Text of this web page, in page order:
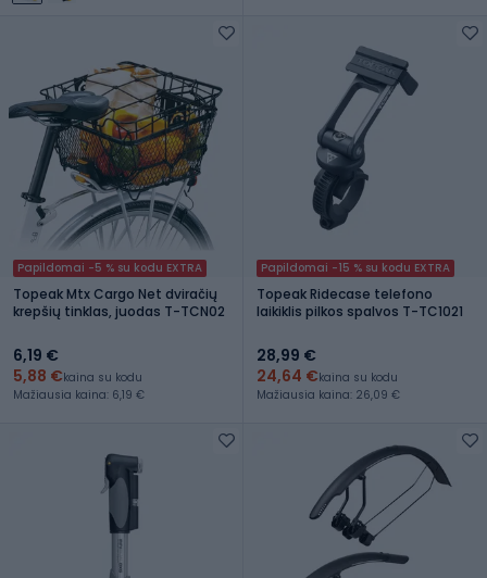
Papildomai -5 % su kodu EXTRA
Topeak Mtx Cargo Net dviračių
krepšių tinklas, juodas T-TCN02
6,19 €
5,88 €kaina su kodu
Mažiausia kaina: 6,19 €
Papildomai -15 % su kodu EXTRA
Topeak Ridecase telefono
laikiklis pilkos spalvos T-TC1021
28,99 €
24,64 €kaina su kodu
Mažiausia kaina: 26,09 €